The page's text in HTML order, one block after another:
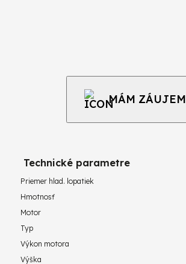
MÁM ZÁUJEM
Technické parametre
Priemer hlad. lopatiek
Hmotnosť
Motor
Typ
Výkon motora
Výška